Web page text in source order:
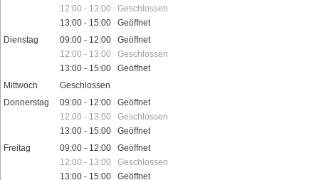
12:00 - 13:00 Geschlossen
13:00 - 15:00 Geöffnet
Dienstag
09:00 - 12:00 Geöffnet
12:00 - 13:00 Geschlossen
13:00 - 15:00 Geöffnet
Mittwoch
Geschlossen
Donnerstag
09:00 - 12:00 Geöffnet
12:00 - 13:00 Geschlossen
13:00 - 15:00 Geöffnet
Freitag
09:00 - 12:00 Geöffnet
12:00 - 13:00 Geschlossen
13:00 - 15:00 Geöffnet